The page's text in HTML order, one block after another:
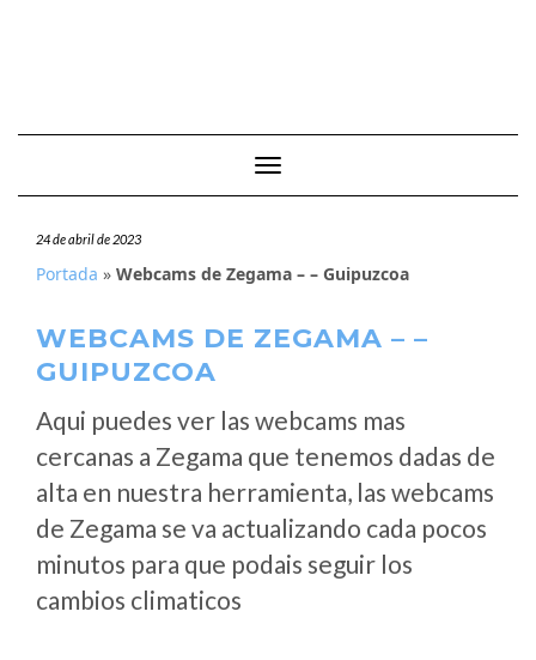
Cambiar modo de navegación
24 de abril de 2023
Portada » Webcams de Zegama – – Guipuzcoa
WEBCAMS DE ZEGAMA – –
GUIPUZCOA
Aqui puedes ver las webcams mas
cercanas a Zegama que tenemos dadas de
alta en nuestra herramienta, las webcams
de Zegama se va actualizando cada pocos
minutos para que podais seguir los
cambios climaticos